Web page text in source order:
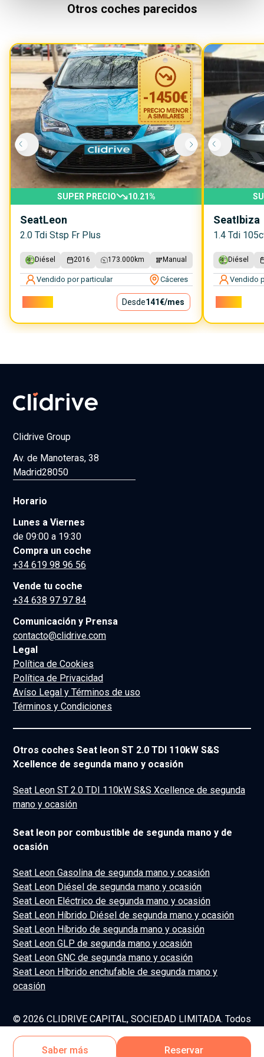
Otros coches parecidos
-1450€
SUPER PRECIO 10.21%
SeatLeon
2.0 Tdi Stsp Fr Plus
Diésel 2016 173.000 km Manual
Vendido por particular Cáceres
Desde141€/mes
SeatIbiza
1.4 Tdi
Diésel
Vendido
Saber más Reservar
Clidrive Group
Av. de Manoteras, 38
Madrid28050
Horario
Lunes a Viernes
de 09:00 a 19:30
Compra un coche
+34 619 98 96 56
Vende tu coche
+34 638 97 97 84
Comunicación y Prensa
contacto@clidrive.com
Legal
Política de Cookies
Política de Privacidad
Avíso Legal y Términos de uso
Términos y Condiciones
Otros coches Seat leon ST 2.0 TDI 110kW S&S
Xcellence de segunda mano y ocasión
Seat Leon ST 2.0 TDI 110kW S&S Xcellence de segunda
mano y ocasión
Seat leon por combustible de segunda mano y de
ocasión
Seat Leon Gasolina de segunda mano y ocasión
Seat Leon Diésel de segunda mano y ocasión
Seat Leon Eléctrico de segunda mano y ocasión
Seat Leon Híbrido Diésel de segunda mano y ocasión
Seat Leon Híbrido de segunda mano y ocasión
Seat Leon GLP de segunda mano y ocasión
Seat Leon GNC de segunda mano y ocasión
Seat Leon Híbrido enchufable de segunda mano y
ocasión
© 2026 CLIDRIVE CAPITAL, SOCIEDAD LIMITADA. Todos
los derechos reservados.